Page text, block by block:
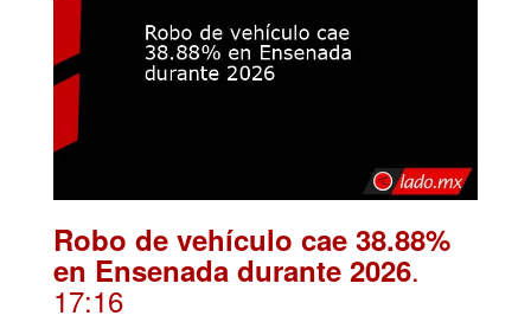
Robo de vehículo cae 38.88%
en Ensenada durante 2026.
17:16